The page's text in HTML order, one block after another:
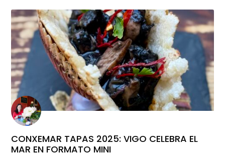
CONXEMAR TAPAS 2025: VIGO CELEBRA EL
MAR EN FORMATO MINI